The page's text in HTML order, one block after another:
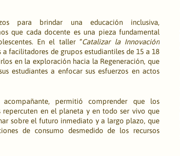
para brindar una educación inclusiva,
que cada docente es una pieza fundamental
En el taller “Catalizar la Innovación
a facilitadores de grupos estudiantiles de 15 a 18
en la exploración hacia la Regeneración, que
estudiantes a enfocar sus esfuerzos en actos
permitió comprender que los
repercuten en el planeta y en todo ser vivo que
sobre el futuro inmediato y a largo plazo, que
de consumo desmedido de los recursos